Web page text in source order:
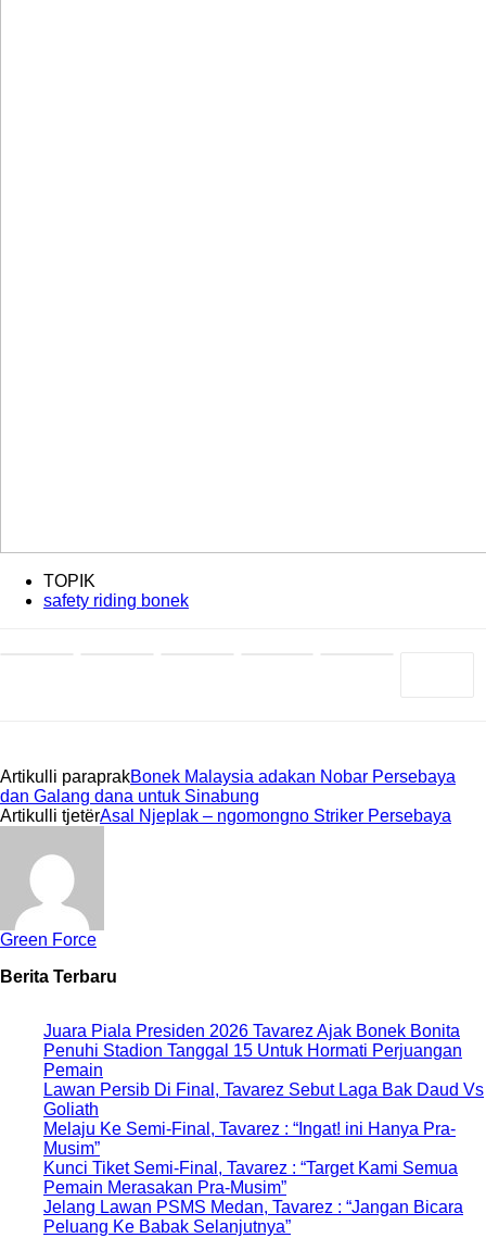
TOPIK
safety riding bonek
Artikulli paraprakBonek Malaysia adakan Nobar Persebaya
dan Galang dana untuk Sinabung
Artikulli tjetërAsal Njeplak – ngomongno Striker Persebaya
Green Force
Berita Terbaru
Juara Piala Presiden 2026 Tavarez Ajak Bonek Bonita
Penuhi Stadion Tanggal 15 Untuk Hormati Perjuangan
Pemain
Lawan Persib Di Final, Tavarez Sebut Laga Bak Daud Vs
Goliath
Melaju Ke Semi-Final, Tavarez : “Ingat! ini Hanya Pra-
Musim”
Kunci Tiket Semi-Final, Tavarez : “Target Kami Semua
Pemain Merasakan Pra-Musim”
Jelang Lawan PSMS Medan, Tavarez : “Jangan Bicara
Peluang Ke Babak Selanjutnya”